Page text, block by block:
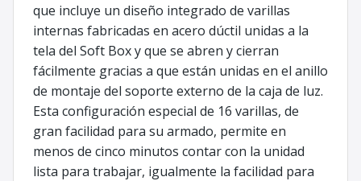
que incluye un diseño integrado de varillas
internas fabricadas en acero dúctil unidas a la
tela del Soft Box y que se abren y cierran
fácilmente gracias a que están unidas en el anillo
de montaje del soporte externo de la caja de luz.
Esta configuración especial de 16 varillas, de
gran facilidad para su armado, permite en
menos de cinco minutos contar con la unidad
lista para trabajar, igualmente la facilidad para